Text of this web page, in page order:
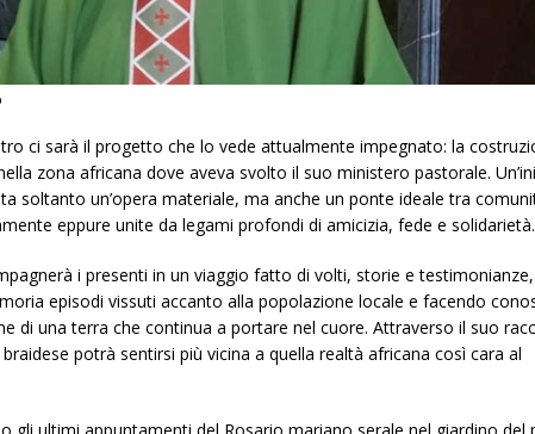
ci sarà il progetto che lo vede attualmente impegnato: la
zona africana dove aveva svolto il suo ministero pastorale.
soltanto un’opera materiale, ma anche un ponte ideale tra
eppure unite da legami profondi di amicizia, fede e solidarietà.
i presenti in un viaggio fatto di volti, storie e testimonianze,
episodi vissuti accanto alla popolazione locale e facendo
di una terra che continua a portare nel cuore. Attraverso il suo
potrà sentirsi più vicina a quella realtà africana così cara al